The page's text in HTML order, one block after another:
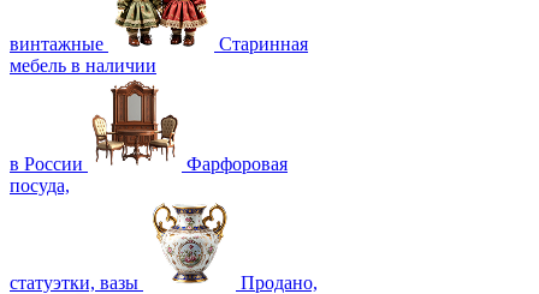
винтажные
Старинная
мебель в наличии
в России
Фарфоровая
посуда,
статуэтки, вазы Продано,